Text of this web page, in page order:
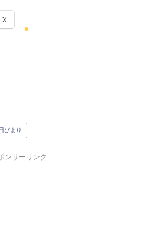
X
びより
ンサーリンク